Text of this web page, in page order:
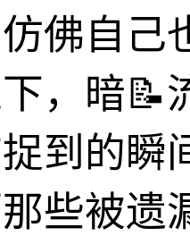
佛自己
，暗📝
到的瞬
些被遗